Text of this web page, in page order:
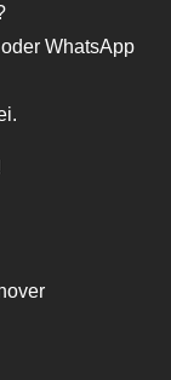
WhatsApp